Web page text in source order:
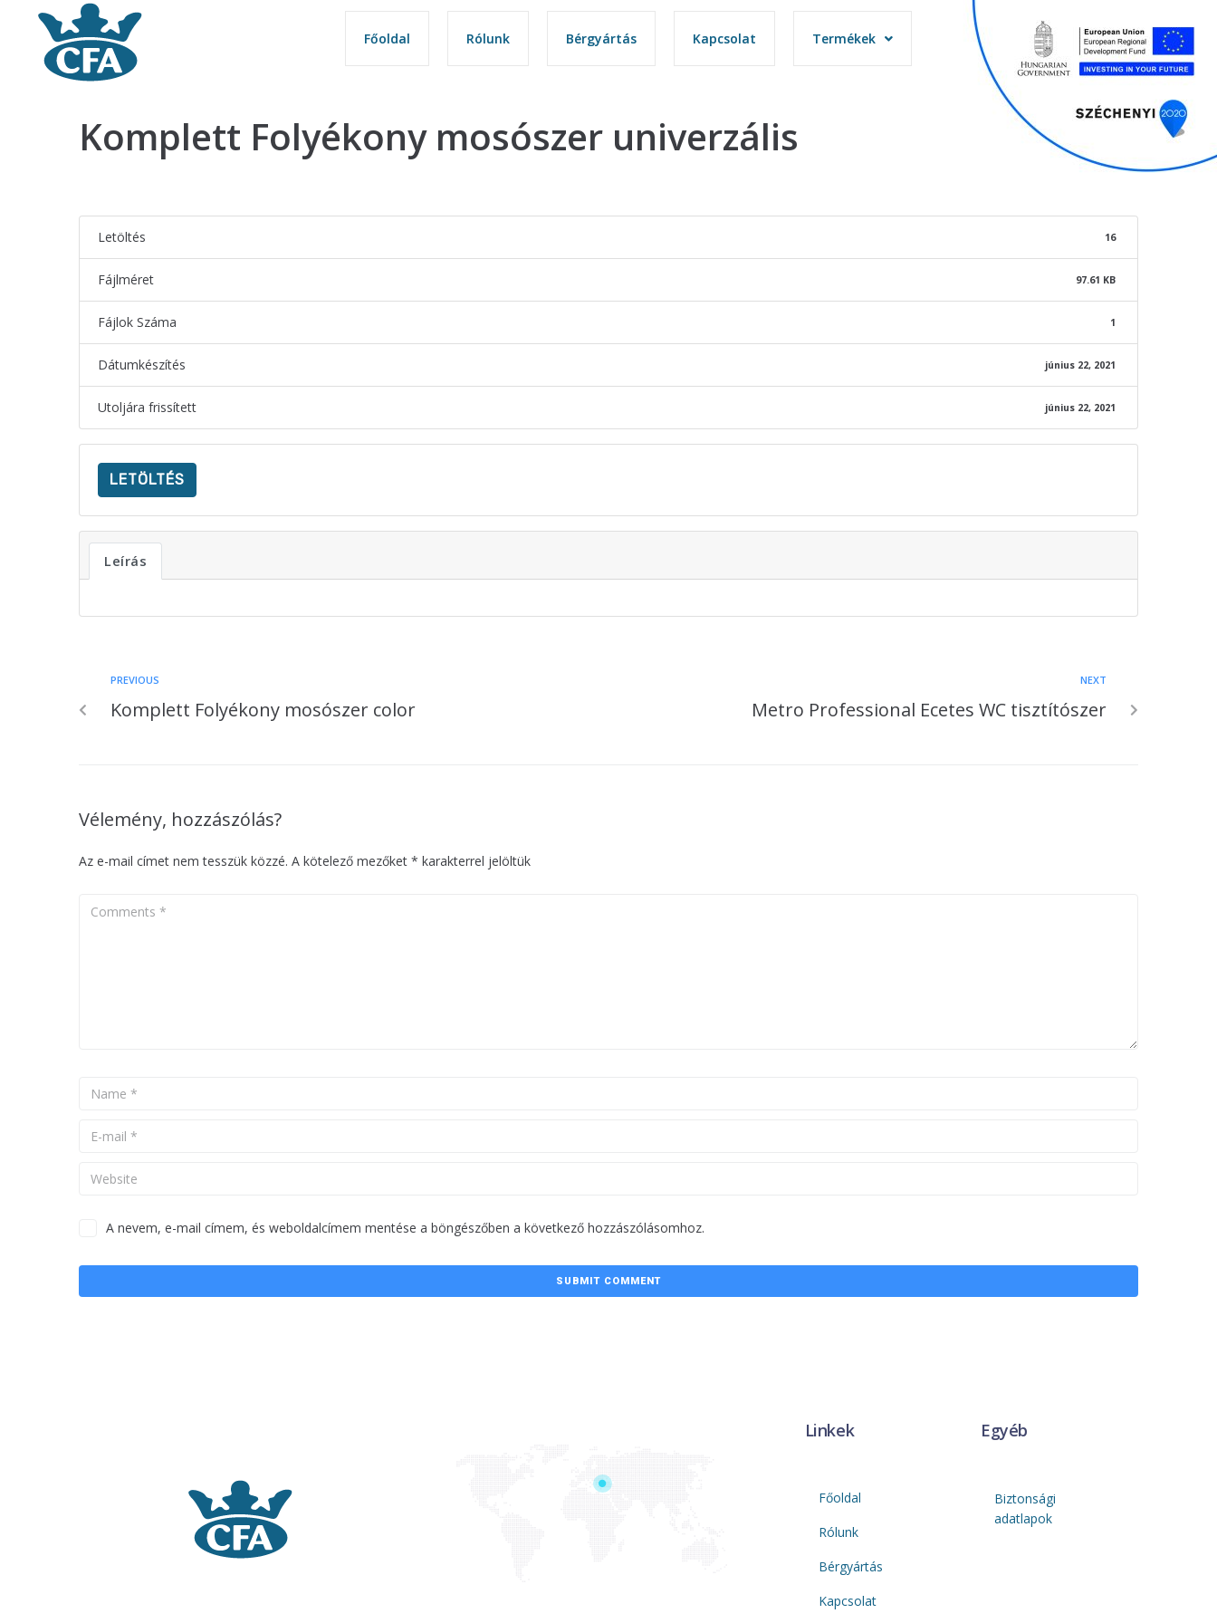
Főoldal Rólunk Bérgyártás Kapcsolat Termékek
Főoldal Rólunk Bérgyártás Kapcsolat Termékek
Komplett Folyékony mosószer univerzális
Letöltés 16
Fájlméret 97.61 KB
Fájlok Száma 1
Dátumkészítés június 22, 2021
Utoljára frissített június 22, 2021
LETÖLTÉS
Leírás
PREVIOUS
Komplett Folyékony mosószer color
NEXT
Metro Professional Ecetes WC tisztítószer
Vélemény, hozzászólás?
Az e-mail címet nem tesszük közzé. A kötelező mezőket * karakterrel jelöltük
A nevem, e-mail címem, és weboldalcímem mentése a böngészőben a következő hozzászólásomhoz.
Linkek
Főoldal
Rólunk
Bérgyártás
Kapcsolat
Egyéb
Biztonsági
adatlapok